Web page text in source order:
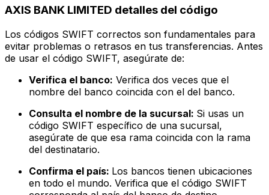
AXIS BANK LIMITED detalles del código
Los códigos SWIFT correctos son fundamentales para
evitar problemas o retrasos en tus transferencias. Antes
de usar el código SWIFT, asegúrate de:
Verifica el banco: Verifica dos veces que el
nombre del banco coincida con el del banco.
Consulta el nombre de la sucursal: Si usas un
código SWIFT específico de una sucursal,
asegúrate de que esa rama coincida con la rama
del destinatario.
Confirma el país: Los bancos tienen ubicaciones
en todo el mundo. Verifica que el código SWIFT